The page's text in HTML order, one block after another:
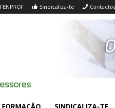
FENPROF Sindicaliza-te Contactos